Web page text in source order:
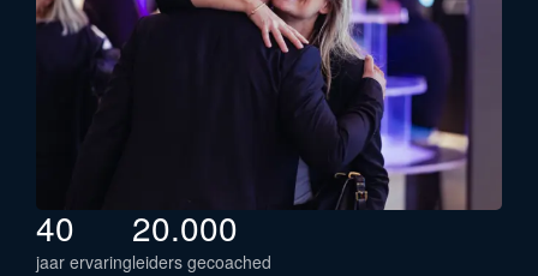
40
jaar ervaring
20.000
leiders gecoached